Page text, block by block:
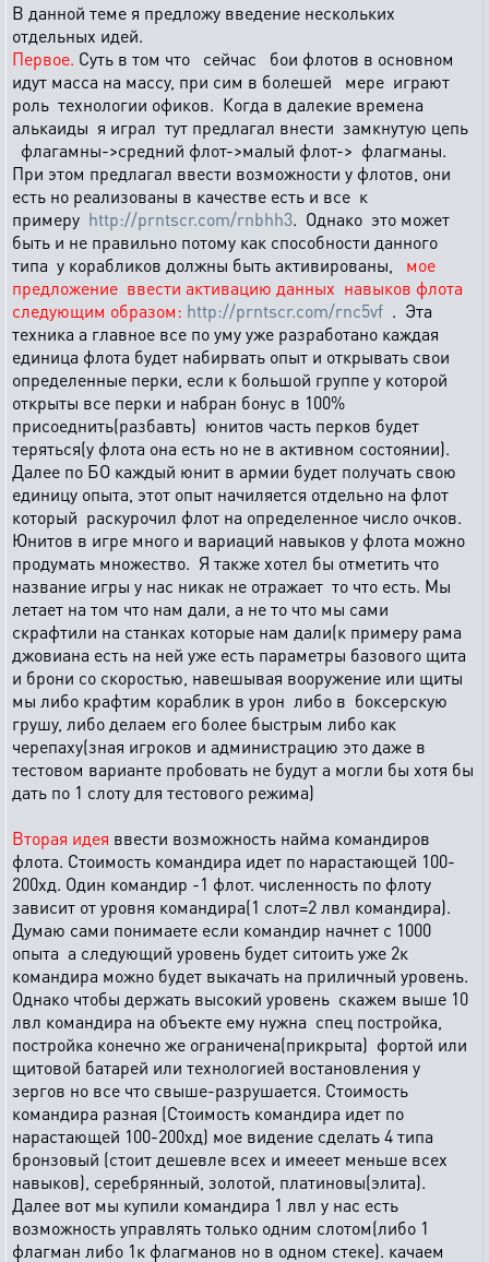
В данной теме я предложу введение нескольких
отдельных идей.
Первое. Суть в том что сейчас бои флотов в основном
идут масса на массу, при сим в болешей мере играют
роль технологии офиков. Когда в далекие времена
алькаиды я играл тут предлагал внести замкнутую цепь
флагамны->средний флот->малый флот-> флагманы.
При этом предлагал ввести возможности у флотов, они
есть но реализованы в качестве есть и все к
примеру http://prntscr.com/rnbhh3. Однако это может
быть и не правильно потому как способности данного
типа у корабликов должны быть активированы, мое
предложение ввести активацию данных навыков флота
следующим образом: http://prntscr.com/rnc5vf . Эта
техника а главное все по уму уже разработано каждая
единица флота будет набирвать опыт и открывать свои
определенные перки, если к большой группе у которой
открыты все перки и набран бонус в 100%
присоеднить(разбавть) юнитов часть перков будет
теряться(у флота она есть но не в активном состоянии).
Далее по БО каждый юнит в армии будет получать свою
единицу опыта, этот опыт начиляется отдельно на флот
который раскурочил флот на определенное число очков.
Юнитов в игре много и вариаций навыков у флота можно
продумать множество. Я также хотел бы отметить что
название игры у нас никак не отражает то что есть. Мы
летает на том что нам дали, а не то что мы сами
скрафтили на станках которые нам дали(к примеру рама
джовиана есть на ней уже есть параметры базового щита
и брони со скоростью, навешывая вооружение или щиты
мы либо крафтим кораблик в урон либо в боксерскую
грушу, либо делаем его более быстрым либо как
черепаху(зная игроков и администрацию это даже в
тестовом варианте пробовать не будут а могли бы хотя бы
дать по 1 слоту для тестового режима)
Вторая идея ввести возможность найма командиров
флота. Стоимость командира идет по нарастающей 100-
200хд. Один командир -1 флот. численность по флоту
зависит от уровня командира(1 слот=2 лвл командира).
Думаю сами понимаете если командир начнет с 1000
опыта а следующий уровень будет ситоить уже 2к
командира можно будет выкачать на приличный уровень.
Однако чтобы держать высокий уровень скажем выше 10
лвл командира на объекте ему нужна спец постройка,
постройка конечно же ограничена(прикрыта) фортой или
щитовой батарей или технологией востановления у
зергов но все что свыше-разрушается. Стоимость
командира разная (Стоимость командира идет по
нарастающей 100-200хд) мое видение сделать 4 типа
бронзовый (стоит дешевле всех и имееет меньше всех
навыков), серебрянный, золотой, платиновы(элита).
Далее вот мы купили командира 1 лвл у нас есть
возможность управлять только одним слотом(либо 1
флагман либо 1к флагманов но в одном стеке). качаем